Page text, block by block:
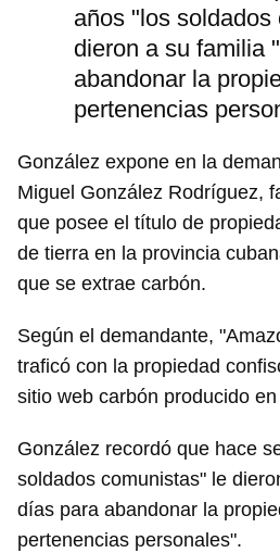
años "los
dieron a su familia
abandonar la
pertenencias
González expone en la
Miguel González Rodríguez,
que posee el título de
de tierra en la provincia
que se extrae carbón.
Según el demandante,
traficó con la propiedad
sitio web carbón producido
González recordó que hace
soldados comunistas" le
días para abandonar la
pertenencias personales".